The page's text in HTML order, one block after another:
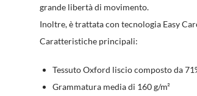
grande libertà di movimento.
Inoltre, è trattata con tecnologia Easy
Caratteristiche principali:
Tessuto Oxford liscio composto da
Grammatura media di 160 g/m²